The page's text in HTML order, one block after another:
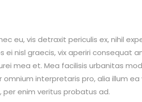
eu, vis detraxit periculis ex, nihil
ei nisl graecis, vix aperiri consequat
mea et. Mea facilisis urbanitas
omnium interpretaris pro, alia illum
enim veritus probatus ad.